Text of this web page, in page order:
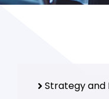
Strategy and